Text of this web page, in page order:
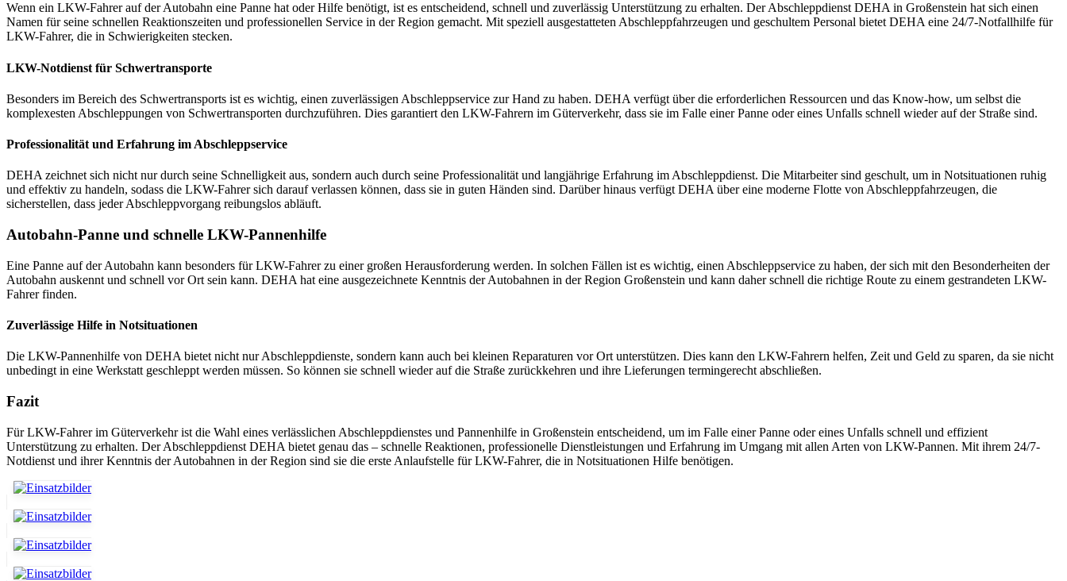
Wenn ein LKW-Fahrer auf der Autobahn eine Panne hat oder Hilfe benötigt, ist es entscheidend, schnell und zuverlässig Unterstützung zu erhalten. Der Abschleppdienst DEHA in Großenstein hat sich einen
Namen für seine schnellen Reaktionszeiten und professionellen Service in der Region gemacht. Mit speziell ausgestatteten Abschleppfahrzeugen und geschultem Personal bietet DEHA eine 24/7-Notfallhilfe für
LKW-Fahrer, die in Schwierigkeiten stecken.
LKW-Notdienst für Schwertransporte
Besonders im Bereich des Schwertransports ist es wichtig, einen zuverlässigen Abschleppservice zur Hand zu haben. DEHA verfügt über die erforderlichen Ressourcen und das Know-how, um selbst die
komplexesten Abschleppungen von Schwertransporten durchzuführen. Dies garantiert den LKW-Fahrern im Güterverkehr, dass sie im Falle einer Panne oder eines Unfalls schnell wieder auf der Straße sind.
Professionalität und Erfahrung im Abschleppservice
DEHA zeichnet sich nicht nur durch seine Schnelligkeit aus, sondern auch durch seine Professionalität und langjährige Erfahrung im Abschleppdienst. Die Mitarbeiter sind geschult, um in Notsituationen ruhig
und effektiv zu handeln, sodass die LKW-Fahrer sich darauf verlassen können, dass sie in guten Händen sind. Darüber hinaus verfügt DEHA über eine moderne Flotte von Abschleppfahrzeugen, die
sicherstellen, dass jeder Abschleppvorgang reibungslos abläuft.
Autobahn-Panne und schnelle LKW-Pannenhilfe
Eine Panne auf der Autobahn kann besonders für LKW-Fahrer zu einer großen Herausforderung werden. In solchen Fällen ist es wichtig, einen Abschleppservice zu haben, der sich mit den Besonderheiten der
Autobahn auskennt und schnell vor Ort sein kann. DEHA hat eine ausgezeichnete Kenntnis der Autobahnen in der Region Großenstein und kann daher schnell die richtige Route zu einem gestrandeten LKW-
Fahrer finden.
Zuverlässige Hilfe in Notsituationen
Die LKW-Pannenhilfe von DEHA bietet nicht nur Abschleppdienste, sondern kann auch bei kleinen Reparaturen vor Ort unterstützen. Dies kann den LKW-Fahrern helfen, Zeit und Geld zu sparen, da sie nicht
unbedingt in eine Werkstatt geschleppt werden müssen. So können sie schnell wieder auf die Straße zurückkehren und ihre Lieferungen termingerecht abschließen.
Fazit
Für LKW-Fahrer im Güterverkehr ist die Wahl eines verlässlichen Abschleppdienstes und Pannenhilfe in Großenstein entscheidend, um im Falle einer Panne oder eines Unfalls schnell und effizient
Unterstützung zu erhalten. Der Abschleppdienst DEHA bietet genau das – schnelle Reaktionen, professionelle Dienstleistungen und Erfahrung im Umgang mit allen Arten von LKW-Pannen. Mit ihrem 24/7-
Notdienst und ihrer Kenntnis der Autobahnen in der Region sind sie die erste Anlaufstelle für LKW-Fahrer, die in Notsituationen Hilfe benötigen.